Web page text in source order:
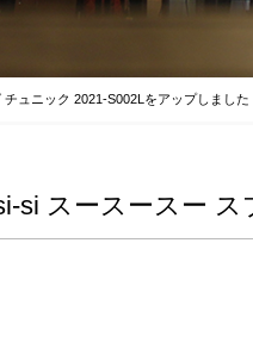
ュニック 2021-S002Lをアップしました
si スースースー